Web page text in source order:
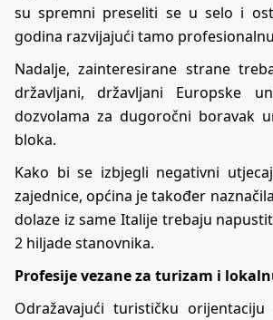
su spremni preseliti se u selo i
godina razvijajući tamo
Nadalje, zainteresirane strane
državljani, državljani Europske
dozvolama za dugoročni boravak
bloka.
Kako bi se izbjegli negativni
zajednice, općina je također
dolaze iz same Italije trebaju
2 hiljade stanovnika.
Profesije vezane za turizam i
Odražavajući turističku